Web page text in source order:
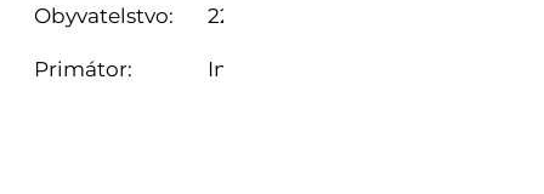
Obyvatelstvo: 223 678 (2021)
Primátor: Ing. Jaroslav Polaček